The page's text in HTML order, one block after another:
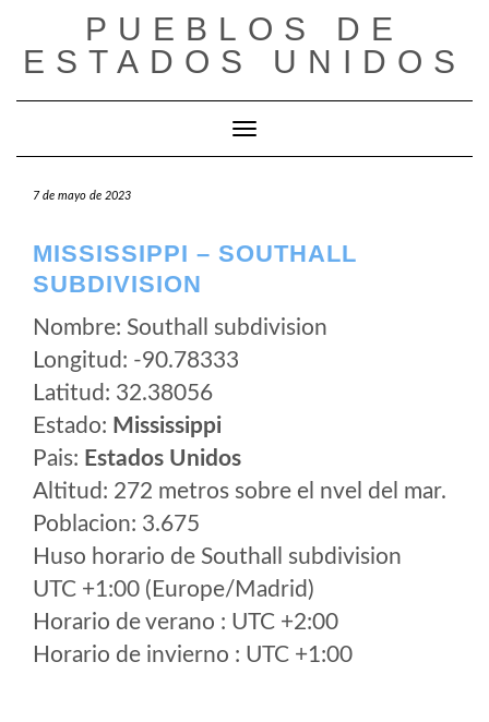
contenido
PUEBLOS DE
ESTADOS UNIDOS
Cambiar modo de navegación
7 de mayo de 2023
MISSISSIPPI – SOUTHALL
SUBDIVISION
Nombre: Southall subdivision
Longitud: -90.78333
Latitud: 32.38056
Estado: Mississippi
Pais: Estados Unidos
Altitud: 272 metros sobre el nvel del mar.
Poblacion: 3.675
Huso horario de Southall subdivision
UTC +1:00 (Europe/Madrid)
Horario de verano : UTC +2:00
Horario de invierno : UTC +1:00